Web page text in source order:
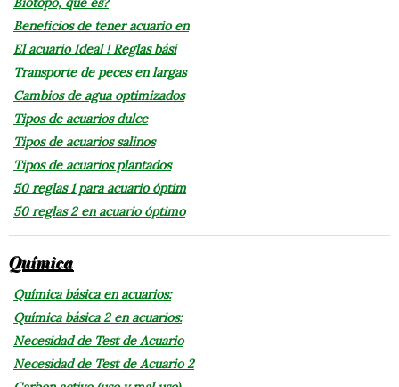
Beneficios de tener acuario en
El acuario Ideal ! Reglas bási
Transporte de peces en largas
Cambios de agua optimizados
Tipos de acuarios dulce
Tipos de acuarios salinos
Tipos de acuarios plantados
50 reglas 1 para acuario óptim
50 reglas 2 en acuario óptimo
Química
Química básica en acuarios:
Química básica 2 en acuarios:
Necesidad de Test de Acuario
Necesidad de Test de Acuario 2